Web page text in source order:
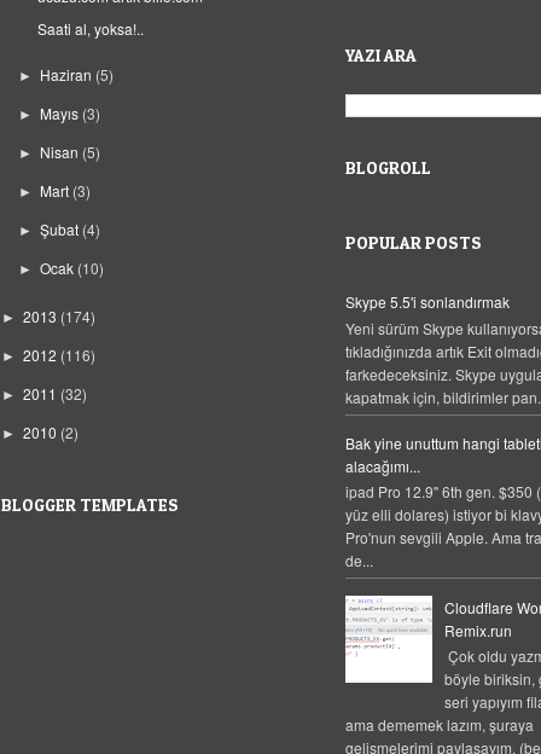
Saati al, yoksa!..
► Haziran (5)
► Mayıs (3)
► Nisan (5)
► Mart (3)
►Şubat (4)
►Ocak (10)
► 2013 (174)
► 2012 (116)
► 2011 (32)
► 2010 (2)
BLOGGER TEMPLATES
YAZI ARA
BLOGROLL
POPULAR POSTS
Skype 5.5'i sonlandırmak
Yeni sürüm Skype
tıkladığınızda artık Exit
farkedeceksiniz. Skype
kapatmak için, bildirimler
Bak yine unuttum hangi tableti
alacağımı...
ipad Pro 12.9" 6th gen. $350
yüz elli dolares) istiyor bi
Pro'nun sevgili Apple. Ama
de...
Cloudflare
Remix.run
Çok oldu
böyle biriksin,
seri yapıyım
ama dememek lazım, şuraya
gelişmelerimi paylaşayım.